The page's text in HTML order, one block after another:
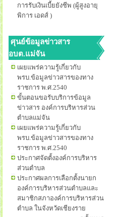
การรับเงินเบี้ยยังชีพ (ผู้สูงอายุ
พิการ เอดส์ )
ศุนย์ข้อมูลข่าวสาร
อบต.แม่จัน
เผยแพร่ความรู้เกี่ยวกับ
พรบ.ข้อมูลข่าวสารของทาง
ราชการ พ.ศ.2540
ขั้นตอนขอรับบริการข้อมูล
ข่าวสาร องค์การบริหารส่วน
ตำบลแม่จัน
เผยแพร่ความรู้เกี่ยวกับ
พรบ.ข้อมูลข่าวสารของทาง
ราชการ พ.ศ.2540
ประกาศจัดตั้งองค์การบริหาร
ส่วนตำบล
ประกาศผลการเลือกตั้งนายก
องค์การบริหารส่วนตำบลและ
สมาชิกสภาองค์การบริหารส่วน
ตำบล ในจังหวัดเชียงราย